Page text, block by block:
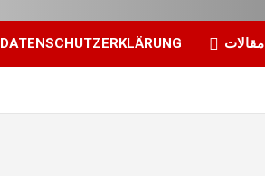
مقالات DATENSCHUTZERKLÄRUNG